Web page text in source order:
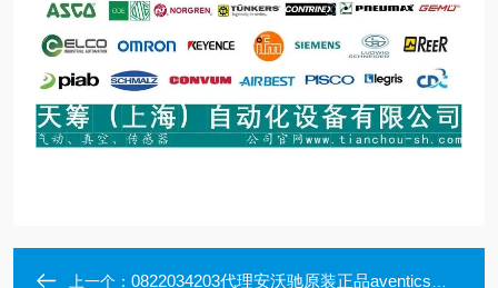
上一个： 0822034203代理安沃驰原装正品aventics微型气缸